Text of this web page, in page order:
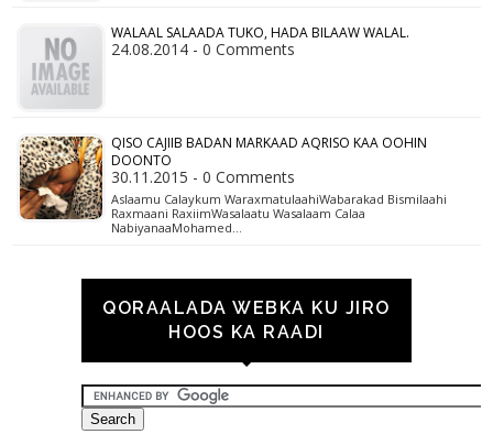
WALAAL SALAADA TUKO, HADA BILAAW WALAL.
24.08.2014 - 0 Comments
QISO CAJIIB BADAN MARKAAD AQRISO KAA OOHIN
DOONTO
30.11.2015 - 0 Comments
Aslaamu Calaykum WaraxmatulaahiWabarakad Bismilaahi
Raxmaani RaxiimWasalaatu Wasalaam Calaa
NabiyanaaMohamed…
QORAALADA WEBKA KU JIRO
HOOS KA RAADI